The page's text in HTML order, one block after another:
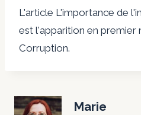
L'article L'importance de
est l'apparition en premier
Corruption.
Marie